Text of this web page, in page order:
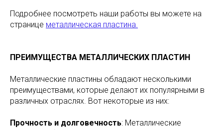
Подробнее посмотреть наши работы вы можете на
странице металлическая пластина.
ПРЕИМУЩЕСТВА МЕТАЛЛИЧЕСКИХ ПЛАСТИН
Металлические пластины обладают несколькими
преимуществами, которые делают их популярными в
различных отраслях. Вот некоторые из них:
Прочность и долговечность: Металлические